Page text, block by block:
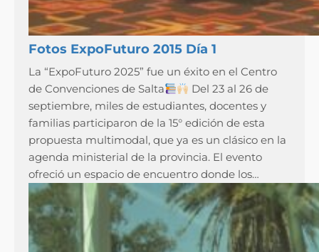
Fotos ExpoFuturo 2015 Día 1
La “ExpoFuturo 2025” fue un éxito en el Centro
de Convenciones de Salta
Del 23 al 26 de
septiembre, miles de estudiantes, docentes y
familias participaron de la 15° edición de esta
propuesta multimodal, que ya es un clásico en la
agenda ministerial de la provincia. El evento
ofreció un espacio de encuentro donde los…